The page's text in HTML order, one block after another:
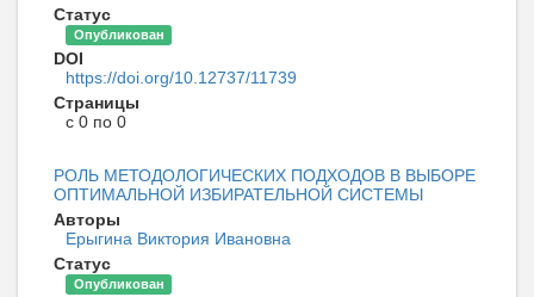
Статус
Опубликован
DOI
https://doi.org/10.12737/11739
Страницы
с 0 по 0
РОЛЬ МЕТОДОЛОГИЧЕСКИХ ПОДХОДОВ В ВЫБОРЕ
ОПТИМАЛЬНОЙ ИЗБИРАТЕЛЬНОЙ СИСТЕМЫ
Авторы
Ерыгина Виктория Ивановна
Статус
Опубликован